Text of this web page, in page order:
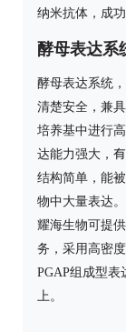
纳米抗体，成
酵母表达系
酵母表达系统
清楚安全，兼
培养基中进行
达能力强大，
结构简单，能
物中大量表达。
耀海生物可提
务，采用高密
PGAP组成型
上。